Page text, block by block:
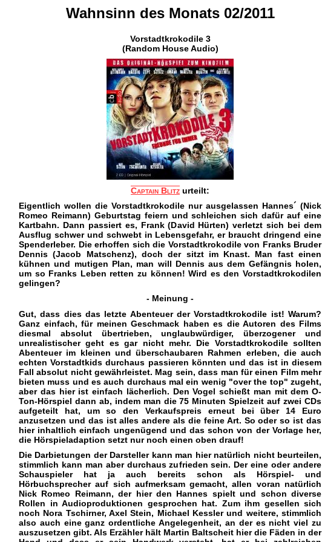
Wahnsinn des Monats 02/2011
Vorstadtkrokodile 3
(Random House Audio)
Captain Blitz urteilt:
Eigentlich wollen die Vorstadtkrokodile nur ausgelassen Hannes´ (Nick
Romeo Reimann) Geburtstag feiern und schleichen sich dafür auf eine
Kartbahn. Dann passiert es, Frank (David Hürten) verletzt sich bei dem
Ausflug schwer und schwebt in Lebensgefahr, er braucht dringend eine
Spenderleber. Die erhoffen sich die Vorstadtkrokodile von Franks Bruder
Dennis (Jacob Matschenz), doch der sitzt im Knast. Man fast einen
kühnen und mutigen Plan, man will Dennis aus dem Gefängnis holen,
um so Franks Leben retten zu können! Wird es den Vorstadtkrokodilen
gelingen?
- Meinung -
Gut, dass dies das letzte Abenteuer der Vorstadtkrokodile ist! Warum?
Ganz einfach, für meinen Geschmack haben es die Autoren des Films
diesmal absolut übertrieben, unglaubwürdiger, überzogener und
unrealistischer geht es gar nicht mehr. Die Vorstadtkrokodile sollten
Abenteuer im kleinen und überschaubaren Rahmen erleben, die auch
echten Vorstadtkids durchaus passieren könnten und das ist in diesem
Fall absolut nicht gewährleistet. Mag sein, dass man für einen Film mehr
bieten muss und es auch durchaus mal ein wenig "over the top" zugeht,
aber das hier ist einfach lächerlich. Den Vogel schießt man mit dem O-
Ton-Hörspiel dann ab, indem man die 75 Minuten Spielzeit auf zwei CDs
aufgeteilt hat, um so den Verkaufspreis erneut bei über 14 Euro
anzusetzen und das ist alles andere als die feine Art. So oder so ist das
hier inhaltlich einfach ungenügend und das schon von der Vorlage her,
die Hörspieladaption setzt nur noch einen oben drauf!
Die Darbietungen der Darsteller kann man hier natürlich nicht beurteilen,
stimmlich kann man aber durchaus zufrieden sein. Der eine oder andere
Schauspieler hat ja auch bereits schon als Hörspiel- und
Hörbuchsprecher auf sich aufmerksam gemacht, allen voran natürlich
Nick Romeo Reimann, der hier den Hannes spielt und schon diverse
Rollen in Audioproduktionen gesprochen hat. Zum ihm gesellen sich
noch Nora Tschirner, Axel Stein, Michael Kessler und weitere, stimmlich
also auch eine ganz ordentliche Angelegenheit, an der es nicht viel zu
auszusetzen gibt. Als Erzähler hält Martin Baltscheit hier die Fäden in der